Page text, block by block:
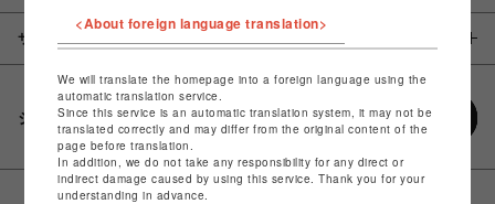
サイズ
シェアする
<About foreign language translation>
We will translate the homepage into a foreign language using the
automatic translation service.
Since this service is an automatic translation system, it may not be
translated correctly and may differ from the original content of the
page before translation.
In addition, we do not take any responsibility for any direct or
indirect damage caused by using this service. Thank you for your
understanding in advance.